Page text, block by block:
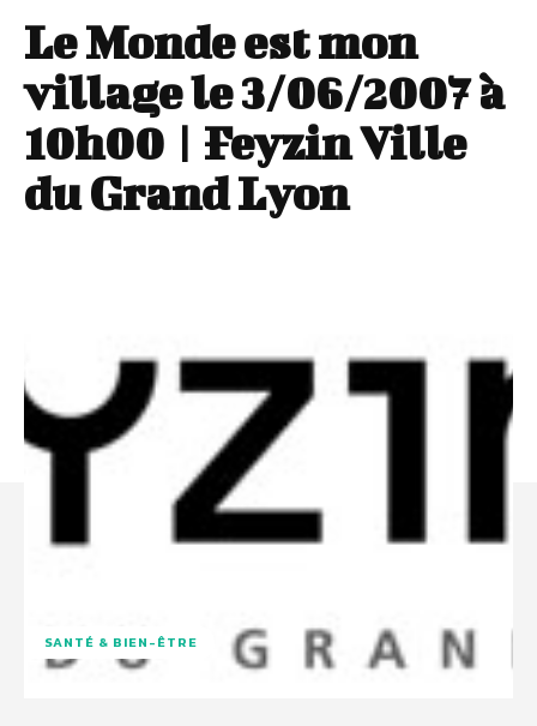
Le Monde est mon
village le 3/06/2007 à
10h00 | Feyzin Ville
du Grand Lyon
SANTÉ & BIEN-ÊTRE